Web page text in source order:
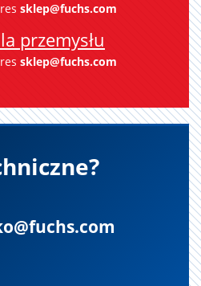
sklep@fuchs.com
przemysłu
sklep@fuchs.com